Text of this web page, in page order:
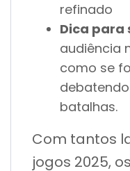
refinado
Dica para
audiência
como se
batalhas.
Com tantos
jogos 2025,